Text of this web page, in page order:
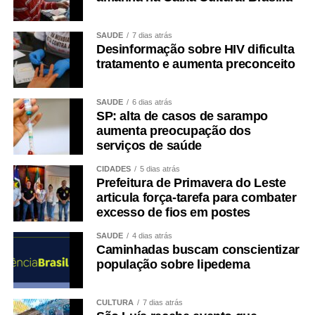
Grande.
Esdras Crepaldi / DRT 940 MT
COMENTE ABAIXO:
WhatsApp
Facebook
Twitter
Messenger
LinkedIn
Share
SAÚDE 7 dias atrás
Desinformação sobre HIV dificulta
tratamento e aumenta preconceito
SAÚDE 6 dias atrás
SP: alta de casos de sarampo
aumenta preocupação dos
serviços de saúde
CIDADES 5 dias atrás
Prefeitura de Primavera do Leste
articula força-tarefa para combater
excesso de fios em postes
SAÚDE 4 dias atrás
Caminhadas buscam conscientizar
população sobre lipedema
CULTURA 7 dias atrás